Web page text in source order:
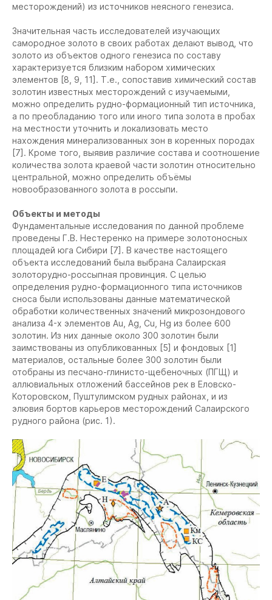
месторождений) из источников неясного генезиса.
Значительная часть исследователей изучающих
самородное золото в своих работах делают вывод, что
золото из объектов одного генезиса по составу
характеризуется близким набором химических
элементов [8, 9, 11]. Т.е., сопоставив химический состав
золотин известных месторождений с изучаемыми,
можно определить рудно-формационный тип источника,
а по преобладанию того или иного типа золота в пробах
на местности уточнить и локализовать место
нахождения минерализованных зон в коренных породах
[7]. Кроме того, выявив различие состава и соотношение
количества золота краевой части золотин относительно
центральной, можно определить объёмы
новообразованного золота в россыпи.
Объекты и методы
Фундаментальные исследования по данной проблеме
проведены Г.В. Нестеренко на примере золотоносных
площадей юга Сибири [7]. В качестве настоящего
объекта исследований была выбрана Салаирская
золоторудно-россыпная провинция. С целью
определения рудно-формационного типа источников
сноса были использованы данные математической
обработки количественных значений микрозондового
анализа 4-х элементов Au, Ag, Cu, Hg из более 600
золотин. Из них данные около 300 золотин были
заимствованы из опубликованных [5] и фондовых [1]
материалов, остальные более 300 золотин были
отобраны из песчано-глинисто-щебеночных (ПГЩ) и
аллювиальных отложений бассейнов рек в Еловско-
Которовском, Пуштулимском рудных районах, и из
элювия бортов карьеров месторождений Салаирского
рудного района (рис. 1).